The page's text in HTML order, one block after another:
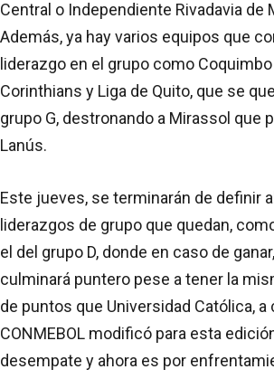
Central o Independiente Rivadavia de
Además, ya hay varios equipos que
liderazgo en el grupo como Coquimbo
Corinthians y Liga de Quito, que se
grupo G, destronando a Mirassol que
Lanús.
Este jueves, se terminarán de definir
liderazgos de grupo que quedan,
el del grupo D, donde en caso de
culminará puntero pese a tener la
de puntos que Universidad Católica, a
CONMEBOL modificó para esta
desempate y ahora es por